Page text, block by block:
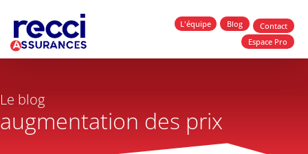
L'équipe Blog
Contact
Espace Pro
Le blog
augmentation des prix